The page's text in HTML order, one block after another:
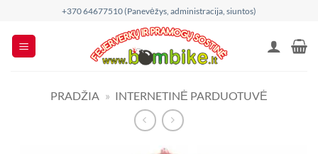
content
+370 64677510 (Panevėžys, administracija, siuntos)
PRADŽIA » INTERNETINĖ PARDUOTUVĖ